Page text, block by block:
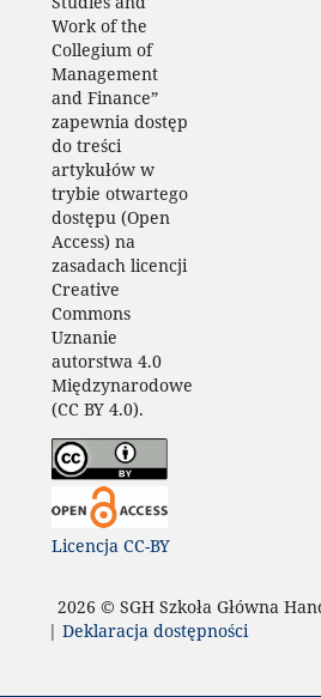
Work of the
Collegium of
Management
and Finance”
zapewnia dostęp
do treści
artykułów w
trybie otwartego
dostępu (Open
Access) na
zasadach licencji
Creative
Commons
Uznanie
autorstwa 4.0
Międzynarodowe
(CC BY 4.0).
Licencja CC-BY
2026 © SGH Szkoła Główna
| Deklaracja dostępności